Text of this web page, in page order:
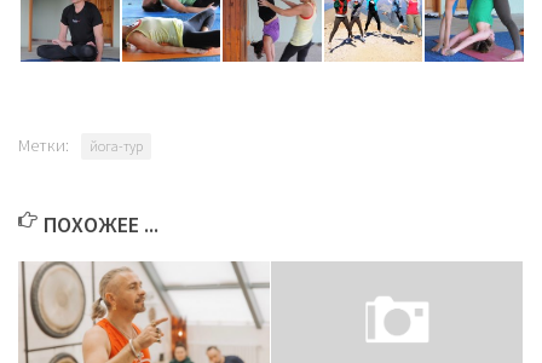
Метки: йога-тур
ПОХОЖЕЕ ...